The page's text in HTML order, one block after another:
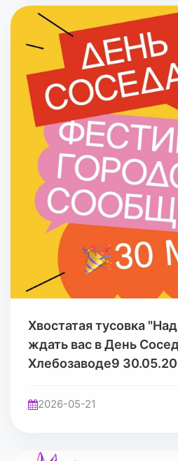
Хвостатая тусовка
ждать вас в День
Хлебозаводе9
2026-05-21